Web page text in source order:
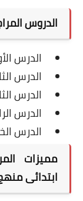
الدروس
الدرس
الدرس
الدرس
الدرس
الدرس
مميزات
ابتدائى منهج